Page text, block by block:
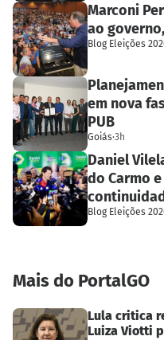
Marconi
ao
Blog Eleições
em nova
PUB
Goiás·3h
Daniel
do Carmo
Blog Eleições
Mais do PortalGO
Lula critica
Luiza Viotti